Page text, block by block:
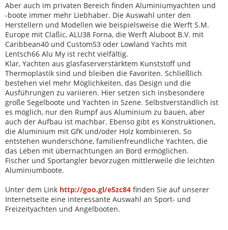
Aber auch im privaten Bereich finden Aluminiumyachten und
-boote immer mehr Liebhaber. Die Auswahl unter den
Herstellern und Modellen wie beispielsweise die Werft S.M.
Europe mit Claßic, ALU38 Forna, die Werft Aluboot B.V. mit
Caribbean40 und Custom53 oder Lowland Yachts mit
Lentsch66 Alu My ist recht vielfältig.
Klar, Yachten aus glasfaserverstärktem Kunststoff und
Thermoplastik sind und bleiben die Favoriten. Schließlich
bestehen viel mehr Möglichkeiten, das Design und die
Ausführungen zu variieren. Hier setzen sich insbesondere
große Segelboote und Yachten in Szene. Selbstverständlich ist
es möglich, nur den Rumpf aus Aluminium zu bauen, aber
auch der Aufbau ist machbar. Ebenso gibt es Konstruktionen,
die Aluminium mit GfK und/oder Holz kombinieren. So
entstehen wunderschöne, familienfreundliche Yachten, die
das Leben mit übernachtungen an Bord ermöglichen.
Fischer und Sportangler bevorzugen mittlerweile die leichten
Aluminiumboote.
Unter dem Link http://goo.gl/e5zc84 finden Sie auf unserer
Internetseite eine interessante Auswahl an Sport- und
Freizeityachten und Angelbooten.